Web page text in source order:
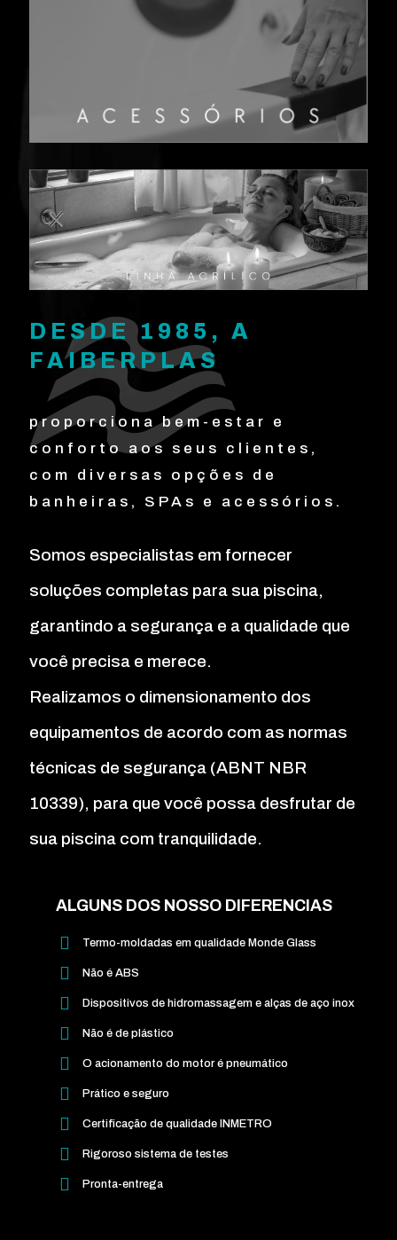
DESDE 1985, A
FAIBERPLAS
proporciona bem-estar e
conforto aos seus clientes,
com diversas opções de
banheiras, SPAs e acessórios.
Somos especialistas em fornecer
soluções completas para sua piscina,
garantindo a segurança e a qualidade que
você precisa e merece.
Realizamos o dimensionamento dos
equipamentos de acordo com as normas
técnicas de segurança (ABNT NBR
10339), para que você possa desfrutar de
sua piscina com tranquilidade.
ALGUNS DOS NOSSO DIFERENCIAS
Termo-moldadas em qualidade Monde Glass
Não é ABS
Dispositivos de hidromassagem e alças de aço inox
Não é de plástico
O acionamento do motor é pneumático
Prático e seguro
Certificação de qualidade INMETRO
Rigoroso sistema de testes
Pronta-entrega